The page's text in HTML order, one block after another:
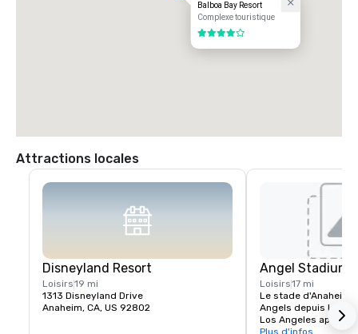
Balboa Bay Resort
Complexe touristique
4 sur 5
Attractions locales
Disneyland Resort
Loisirs19 mi
1313 Disneyland Drive
Anaheim, CA, US 92802
Angel Stadium
Loisirs17 mi
Le stade d'Anaheim
Angels depuis leur
Los Angeles après la